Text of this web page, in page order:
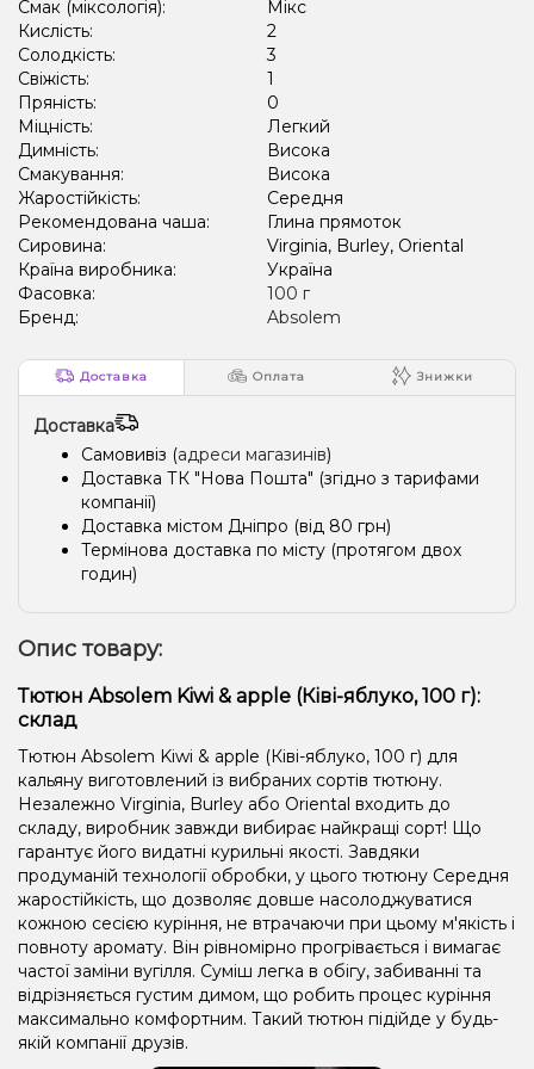
Смак (міксологія):
Мікс
Кислість:
2
Солодкість:
3
Свіжість:
1
Пряність:
0
Міцність:
Легкий
Димність:
Висока
Смакування:
Висока
Жаростійкість:
Середня
Рекомендована чаша:
Глина прямоток
Сировина:
Virginia, Burley, Oriental
Країна виробника:
Україна
Фасовка:
100 г
Бренд:
Absolem
Доставка Оплата Знижки
Доставка
Самовивіз (адреси магазинів)
Доставка ТК "Нова Пошта" (згідно з тарифами
компанії)
Доставка містом Дніпро (від 80 грн)
Термінова доставка по місту (протягом двох
годин)
Опис товару:
Тютюн Absolem Kiwi & apple (Ківі-яблуко, 100 г):
склад
Тютюн Absolem Kiwi & apple (Ківі-яблуко, 100 г) для
кальяну виготовлений із вибраних сортів тютюну.
Незалежно Virginia, Burley або Oriental входить до
складу, виробник завжди вибирає найкращі сорт! Що
гарантує його видатні курильні якості. Завдяки
продуманій технології обробки, у цього тютюну Середня
жаростійкість, що дозволяє довше насолоджуватися
кожною сесією куріння, не втрачаючи при цьому м'якість і
повноту аромату. Він рівномірно прогрівається і вимагає
частої заміни вугілля. Суміш легка в обігу, забиванні та
відрізняється густим димом, що робить процес куріння
максимально комфортним. Такий тютюн підійде у будь-
якій компанії друзів.